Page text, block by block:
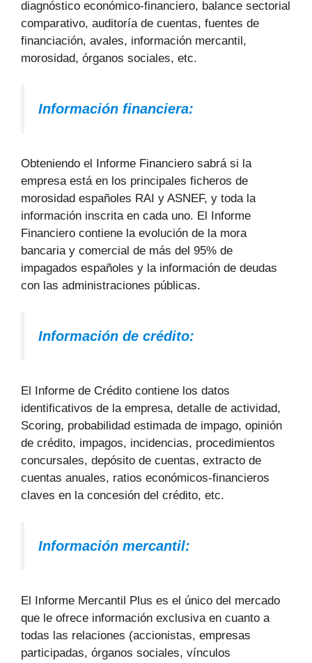
diagnóstico económico-financiero, balance sectorial
comparativo, auditoría de cuentas, fuentes de
financiación, avales, información mercantil,
morosidad, órganos sociales, etc.
Información financiera:
Obteniendo el Informe Financiero sabrá si la
empresa está en los principales ficheros de
morosidad españoles RAI y ASNEF, y toda la
información inscrita en cada uno. El Informe
Financiero contiene la evolución de la mora
bancaria y comercial de más del 95% de
impagados españoles y la información de deudas
con las administraciones públicas.
Información de crédito:
El Informe de Crédito contiene los datos
identificativos de la empresa, detalle de actividad,
Scoring, probabilidad estimada de impago, opinión
de crédito, impagos, incidencias, procedimientos
concursales, depósito de cuentas, extracto de
cuentas anuales, ratios económicos-financieros
claves en la concesión del crédito, etc.
Información mercantil:
El Informe Mercantil Plus es el único del mercado
que le ofrece información exclusiva en cuanto a
todas las relaciones (accionistas, empresas
participadas, órganos sociales, vínculos